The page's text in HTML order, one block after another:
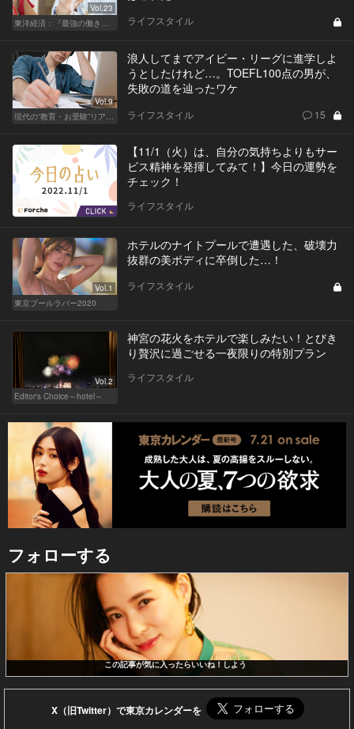
Vol.23
東洋経済：『最強の働き方』『一流の育て方』
ライフスタイル
Vol.9
現代の“教育・お受験”リアルドキュメント
浪人してまでアイビー・リーグに進学しよ
うとしたけれど…。TOEFL100点の男が、
失敗の道を辿ったワケ
ライフスタイル 15
【11/1（火）は、自分の気持ちよりもサー
ビス精神を発揮してみて！】今日の運勢を
チェック！
ライフスタイル
Vol.1
東京プールラバー2020
ホテルのナイトプールで遭遇した、破壊力
抜群の美ボディに卒倒した…！
ライフスタイル
Vol.2
Editor's Choice～hotel～
神宮の花火をホテルで楽しみたい！とびき
り贅沢に過ごせる一夜限りの特別プラン
ライフスタイル
フォローする
この記事が気に入ったらいいね！しよう
X（旧Twitter）で東京カレンダーを